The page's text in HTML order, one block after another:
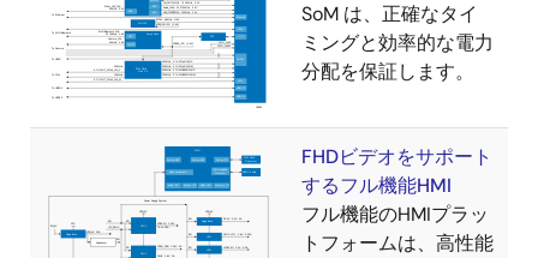
SoM は、正確なタイ
ミングと効率的な電力
分配を保証します。
FHDビデオをサポート
するフル機能HMI
フル機能のHMIプラッ
トフォームは、高性能